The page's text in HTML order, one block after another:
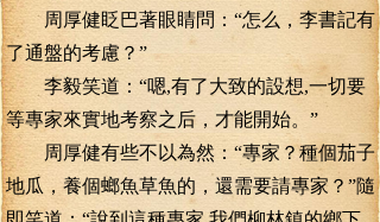
周厚健眨巴著眼睛問：“怎么，李書記有
了通盤的考慮？”
李毅笑道：“嗯,有了大致的設想,一切要
等專家來實地考察之后，才能開始。”
周厚健有些不以為然：“專家？種個茄子
地瓜，養個螂魚草魚的，還需要請專家？”隨